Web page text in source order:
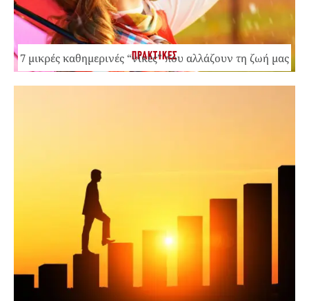
ΠΡΑΚΤΙΚΕΣ
7 μικρές καθημερινές “νίκες” που αλλάζουν τη ζωή μας